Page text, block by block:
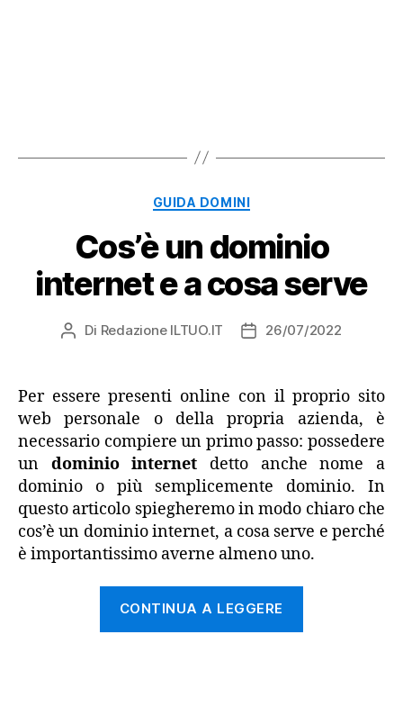
Categorie
GUIDA DOMINI
Cos’è un dominio
internet e a cosa serve
Autore
Di Redazione ILTUO.IT
Data26/07/2022
Per essere presenti online con il proprio sito
web personale o della propria azienda, è
necessario compiere un primo passo: possedere
un dominio internet detto anche nome a
dominio o più semplicemente dominio. In
questo articolo spiegheremo in modo chiaro che
cos’è un dominio internet, a cosa serve e perché
è importantissimo averne almeno uno.
CONTINUA A LEGGERE